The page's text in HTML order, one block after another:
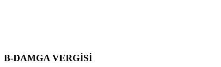
B-DAMGA VERGİSİ